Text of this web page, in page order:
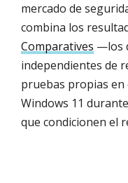
mercado de
combina los
Comparatives —los
independientes de
pruebas propias en
Windows 11
que condicionen el